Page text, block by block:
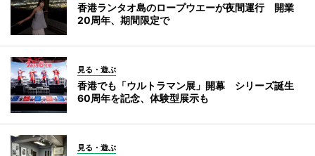
香港ランタオ島のロープウエーが夜間運行 開業
20周年、期間限定で
見る・遊ぶ
香港でも「ウルトラマン展」開幕 シリーズ誕生
60周年を記念、体験型展示も
見る・遊ぶ